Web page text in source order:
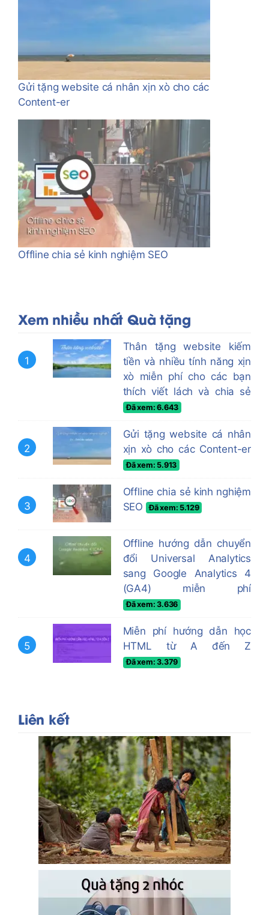
Gửi tặng website cá nhân xịn xò cho các
Content-er
Offline chia sẻ kinh nghiệm SEO
Xem nhiều nhất Quà tặng
1
Thân tặng website kiếm
tiền và nhiều tính năng xịn
xò miễn phí cho các bạn
thích viết lách và chia sẻ
Đã xem: 6.643
2
Gửi tặng website cá nhân
xịn xò cho các Content-er
Đã xem: 5.913
3
Offline chia sẻ kinh nghiệm
SEO
Đã xem: 5.129
4
Offline hướng dẫn chuyển
đổi Universal Analytics
sang Google Analytics 4
(GA4) miễn phí
Đã xem: 3.636
5
Miễn phí hướng dẫn học
HTML từ A đến Z
Đã xem: 3.379
Liên kết